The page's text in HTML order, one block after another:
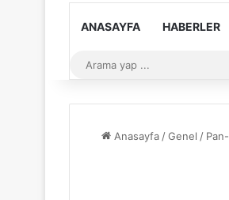
ANASAYFA HABERLER
Anasayfa /Genel /